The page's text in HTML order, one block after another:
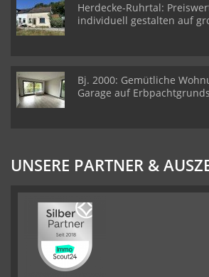
Herdecke-Ruhrtal:
individuell gestalten auf
Bj. 2000: Gemütliche
Garage auf
UNSERE PARTNER &